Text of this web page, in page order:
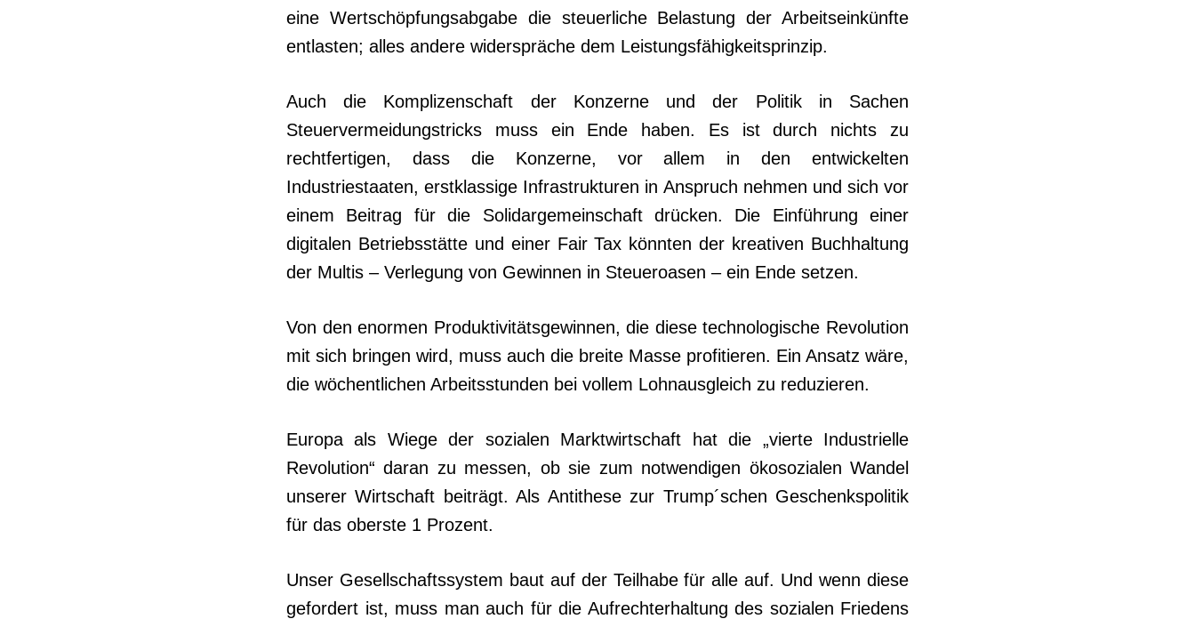
eine Wertschöpfungsabgabe die steuerliche Belastung der Ar­beitseinkünfte
entlasten; alles andere widerspräche dem Leistungsfähigkeitsprinzip.
Auch die Komplizenschaft der Konzerne und der Politik in Sachen
Steuervermeidungs­tricks muss ein Ende haben. Es ist durch nichts zu
rechtfertigen, dass die Konzerne, vor allem in den entwickelten
Industriestaaten, erstklassige Infrastrukturen in Anspruch nehmen und sich vor
einem Beitrag für die Solidargemeinschaft drücken. Die Einfüh­rung einer
digitalen Betriebsstätte und einer Fair Tax könnten der kreativen Buchhal­tung
der Multis – Verlegung von Gewinnen in Steu­eroasen – ein Ende setzen.
Von den enormen Produktivitätsgewinnen, die diese technologische Revolution
mit sich bringen wird, muss auch die breite Masse profitieren. Ein Ansatz wäre,
die wö­chentlichen Arbeitsstunden bei vollem Lohnausgleich zu reduzieren.
Europa als Wiege der sozialen Marktwirtschaft hat die „vierte Industrielle
Revolution“ daran zu messen, ob sie zum notwendigen ökosozialen Wandel
unserer Wirtschaft beiträgt. Als Antithese zur Trump´schen Geschenkspolitik
für das oberste 1 Prozent.
Unser Gesellschaftssystem baut auf der Teilhabe für alle auf. Und wenn diese
gefor­dert ist, muss man auch für die Aufrechterhaltung des sozialen Friedens